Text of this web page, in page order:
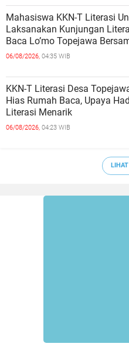
Mahasiswa KKN-T Literasi
Laksanakan Kunjungan
Baca Lo’mo Topejawa
SDN 66 Kajang
06/08/2026, 04:35 WIB
KKN-T Literasi Desa
Hias Rumah Baca, Upaya
Literasi Menarik
06/08/2026, 04:23 WIB